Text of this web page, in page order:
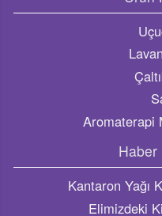
Elimizdeki
Cilt Bakımınız
Lavanta yağının
Kekik yağının faydaları
nelere
0 532